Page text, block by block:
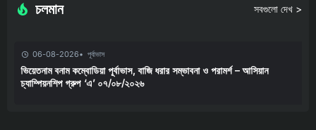
চলমান সবগুলো দেখ >
06-08-2026 পূর্বাভাস
ভিয়েতনাম বনাম কম্বোডিয়া পূর্বাভাস, বাজি ধরার সম্ভাবনা ও পরামর্শ – আসিয়ান
চ্যাম্পিয়নশিপ গ্রুপ ‘এ’ ০৭/০৮/২০২৬